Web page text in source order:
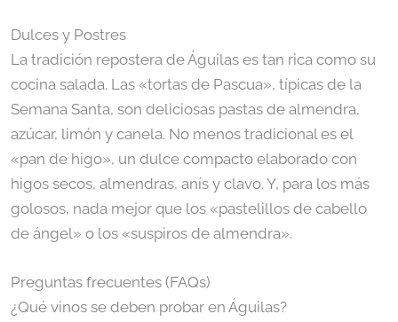
Dulces y Postres
La tradición repostera de Águilas es tan rica como su
cocina salada. Las «tortas de Pascua», típicas de la
Semana Santa, son deliciosas pastas de almendra,
azúcar, limón y canela. No menos tradicional es el
«pan de higo», un dulce compacto elaborado con
higos secos, almendras, anís y clavo. Y, para los más
golosos, nada mejor que los «pastelillos de cabello
de ángel» o los «suspiros de almendra».
Preguntas frecuentes (FAQs)
¿Qué vinos se deben probar en Águilas?